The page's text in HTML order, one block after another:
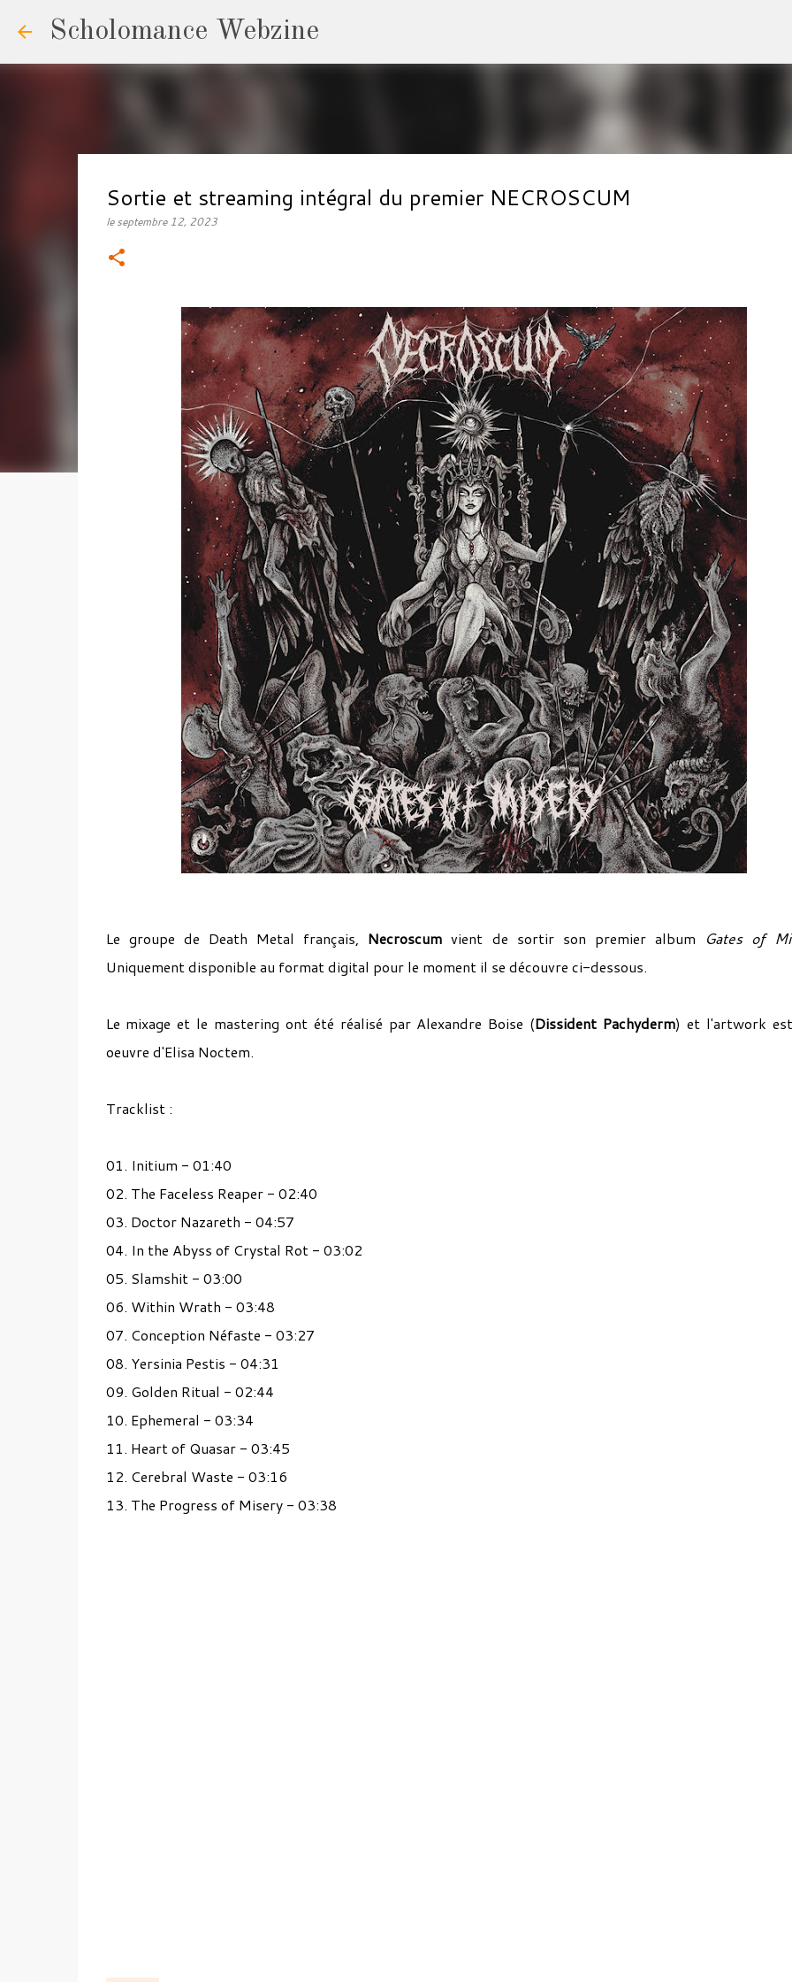
Scholomance Webzine
Sortie et streaming intégral du premier NECROSCUM
leseptembre 12, 2023
Le groupe de Death Metal français, Necroscum vient de sortir son premier album Gates of
Uniquement disponible au format digital pour le moment il se découvre ci-dessous.
Le mixage et le mastering ont été réalisé par Alexandre Boise (Dissident Pachyderm) et l'artwork
oeuvre d'Elisa Noctem.
Tracklist :
01. Initium - 01:40
02. The Faceless Reaper - 02:40
03. Doctor Nazareth - 04:57
04. In the Abyss of Crystal Rot - 03:02
05. Slamshit - 03:00
06. Within Wrath - 03:48
07. Conception Néfaste - 03:27
08. Yersinia Pestis - 04:31
09. Golden Ritual - 02:44
10. Ephemeral - 03:34
11. Heart of Quasar - 03:45
12. Cerebral Waste - 03:16
13. The Progress of Misery - 03:38